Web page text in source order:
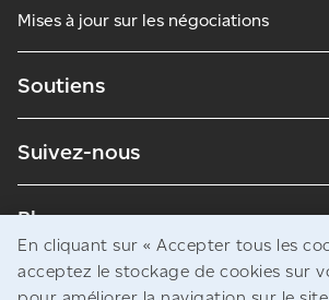
Mises à jour sur les négociations
Soutiens
Suivez-nous
Blogues
En cliquant sur « Accepter tous les
acceptez le stockage de cookies sur